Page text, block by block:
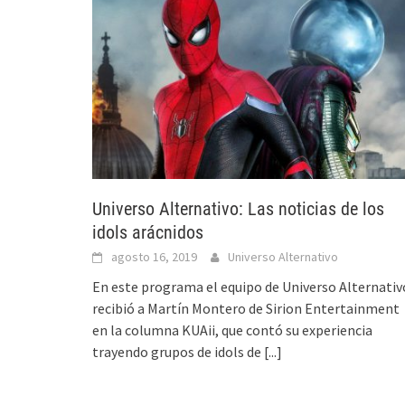
Universo Alternativo: Las noticias de los
idols arácnidos
agosto 16, 2019 Universo Alternativo
En este programa el equipo de Universo
recibió a Martín Montero de Sirion Entertainment
en la columna KUAii, que contó su experiencia
trayendo grupos de idols de [...]